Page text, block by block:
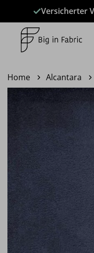
springen
Versicherter
Home Alcantara